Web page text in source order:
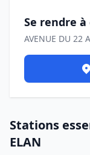
Se rendre
AVENUE DU 22
Stations
ELAN